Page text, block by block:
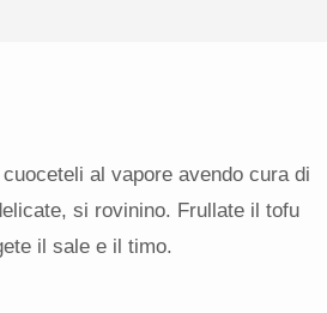
al vapore avendo cura di
si rovinino. Frullate il tofu
il sale e il timo.